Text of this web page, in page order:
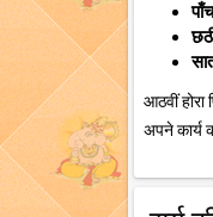
आठवीं
अपने कार्य